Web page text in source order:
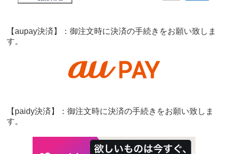
【aupay決済】：御注文時に決済の手続きをお願い致しま
す。
【paidy決済】：御注文時に決済の手続きをお願い致しま
す。